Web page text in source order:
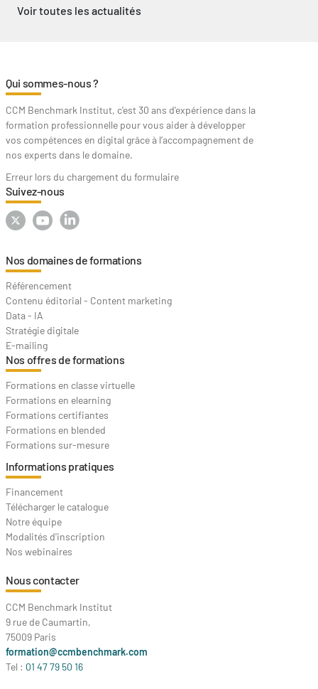
Voir toutes les actualités
Qui sommes-nous ?
CCM Benchmark Institut, c'est 30 ans d'expérience dans la
formation professionnelle pour vous aider à développer
vos compétences en digital grâce à l’accompagnement de
nos experts dans le domaine.
Erreur lors du chargement du formulaire
Suivez-nous
Nos domaines de formations
Référencement
Contenu éditorial - Content marketing
Data - IA
Stratégie digitale
E-mailing
Nos offres de formations
Formations en classe virtuelle
Formations en elearning
Formations certifiantes
Formations en blended
Formations sur-mesure
Informations pratiques
Financement
Télécharger le catalogue
Notre équipe
Modalités d'inscription
Nos webinaires
Nous contacter
CCM Benchmark Institut
9 rue de Caumartin,
75009 Paris
formation@ccmbenchmark.com
Tel : 01 47 79 50 16